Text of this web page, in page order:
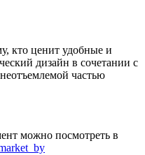
кто ценит удобные и
дизайн в сочетании с
частью
можно посмотреть в